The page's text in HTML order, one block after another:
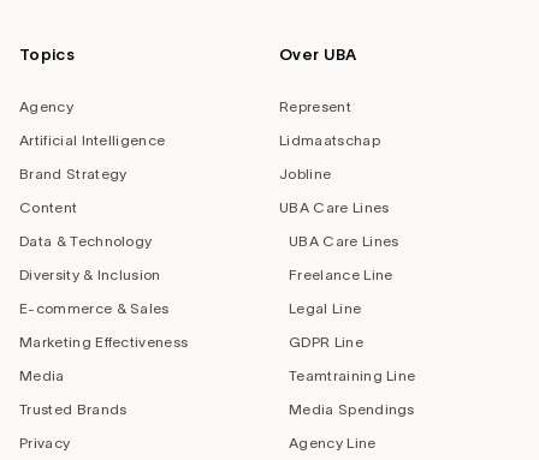
Topics
Agency
Artificial Intelligence
Brand Strategy
Content
Data & Technology
Diversity & Inclusion
E-commerce & Sales
Marketing Effectiveness
Media
Trusted Brands
Privacy
Over UBA
Represent
Lidmaatschap
Jobline
UBA Care Lines
UBA Care Lines
Freelance Line
Legal Line
GDPR Line
Teamtraining Line
Media Spendings
Agency Line